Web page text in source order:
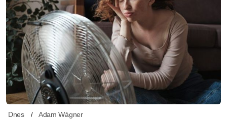
Dnes Adam Wágner